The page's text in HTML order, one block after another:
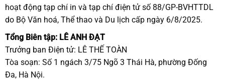
hoạt động tạp chí in và tạp chí điện tử số 88/GP-BVHTTDL
do Bộ Văn hoá, Thể thao và Du lịch cấp ngày 6/8/2025.
Tổng Biên tập: LÊ ANH ĐẠT
Trưởng ban Điện tử: LÊ THẾ TOÀN
Tòa soạn: Số 1 ngách 3/75 Ngõ 3 Thái Hà, phường Đống
Đa, Hà Nội.